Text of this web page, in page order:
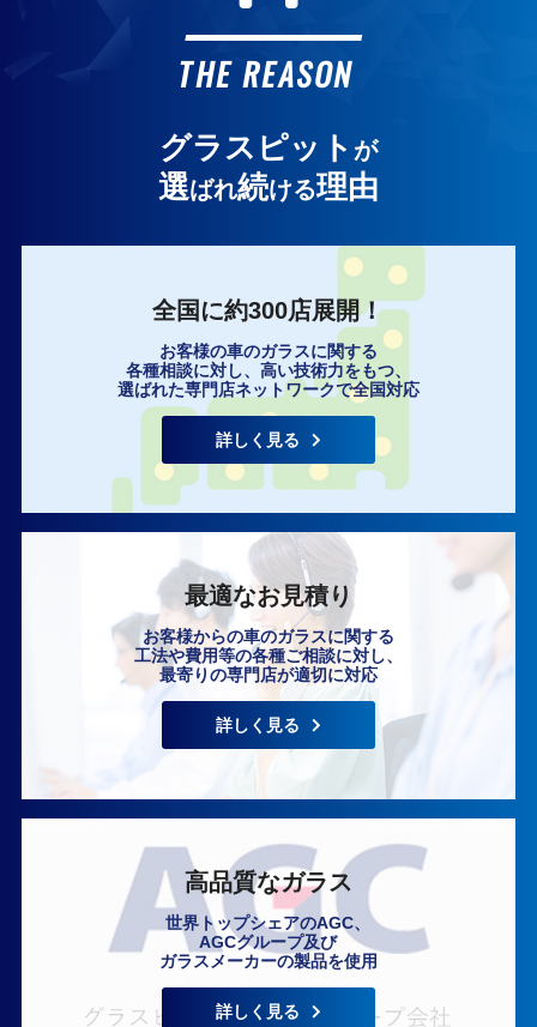
いますぐ無料相談
THE REASON
グラスピット が
選ばれ続ける理由
全国に約300店展開！
お客様の車のガラスに関する
各種相談に対し、高い技術力をもつ、
選ばれた専門店ネットワークで全国対応
詳しく見る
最適なお見積り
お客様からの車のガラスに関する
工法や費用等の各種ご相談に対し、
最寄りの専門店が適切に対応
詳しく見る
高品質なガラス
世界トップシェアのAGC、
AGCグループ及び
ガラスメーカーの製品を使用
詳しく見る